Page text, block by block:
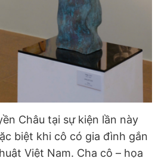
Châu tại sự kiện lần này
biệt khi cô có gia đình gắn
Việt Nam. Cha cô – họa